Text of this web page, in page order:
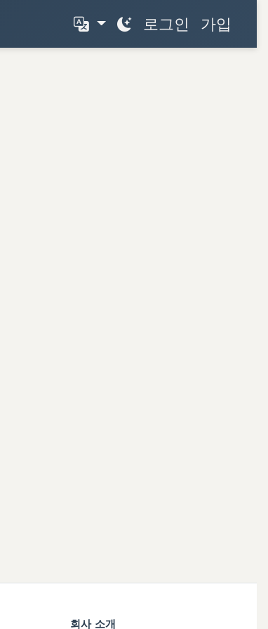
로그인 가입
회사 소개